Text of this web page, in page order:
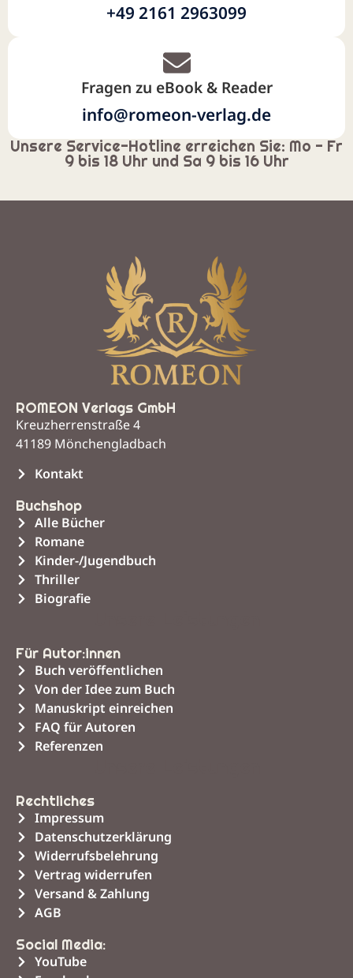
+49 2161 2963099
Fragen zu eBook & Reader
info@romeon-verlag.de
Unsere Service-Hotline erreichen Sie: Mo - Fr
9 bis 18 Uhr und Sa 9 bis 16 Uhr
ROMEON Verlags GmbH
Kreuzherrenstraße 4
41189 Mönchengladbach
Kontakt
Buchshop
Alle Bücher
Romane
Kinder-/Jugendbuch
Thriller
Biografie
Für Autor:innen
Buch veröffentlichen
Von der Idee zum Buch
Manuskript einreichen
FAQ für Autoren
Referenzen
Rechtliches
Impressum
Datenschutzerklärung
Widerrufsbelehrung
Vertrag widerrufen
Versand & Zahlung
AGB
Social Media:
YouTube